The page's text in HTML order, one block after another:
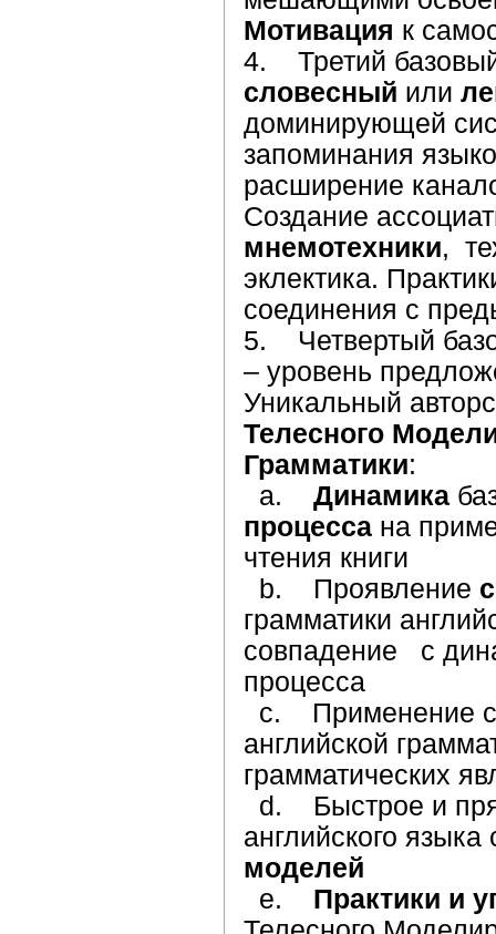
Мотивация к
4. Третий
словесный или
доминирующей
запоминания
расширение
Создание
мнемотехники,
эклектика.
соединения с
5. Четвертый
– уровень
Уникальный
Телесного
Грамматики:
a. Динамика
процесса на
чтения книги
b. Проявление
грамматики
совпадение с
процесса
с. Применение
английской
грамматических
d. Быстрое и
английского
моделей
e. Практики и